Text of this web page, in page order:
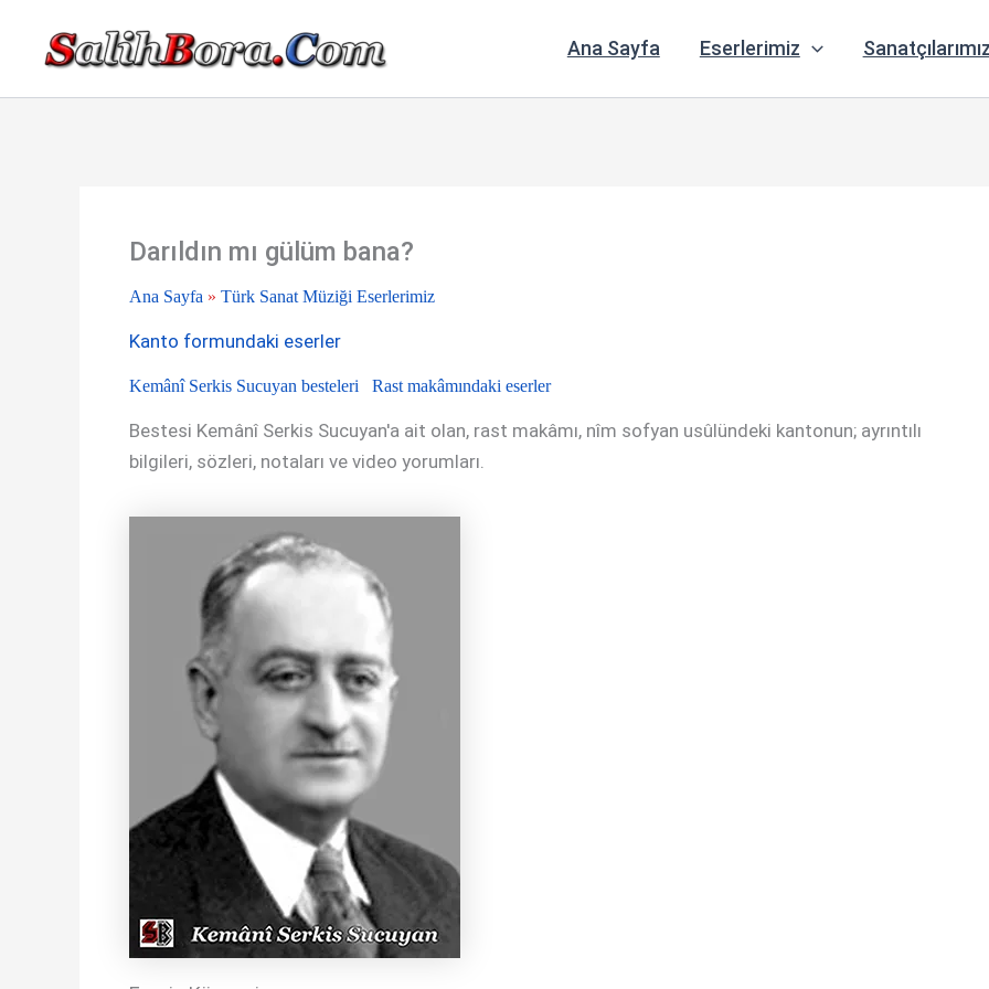
Ana Sayfa Eserlerimiz Sanatçılarımız
Darıldın mı gülüm bana?
Ana Sayfa » Türk Sanat Müziği Eserlerimiz
Kanto formundaki eserler
Kemânî Serkis Sucuyan besteleri Rast makâmındaki eserler
Bestesi Kemânî Serkis Sucuyan'a ait olan, rast makâmı, nîm sofyan usûlündeki kantonun; ayrıntılı
bilgileri, sözleri, notaları ve video yorumları.